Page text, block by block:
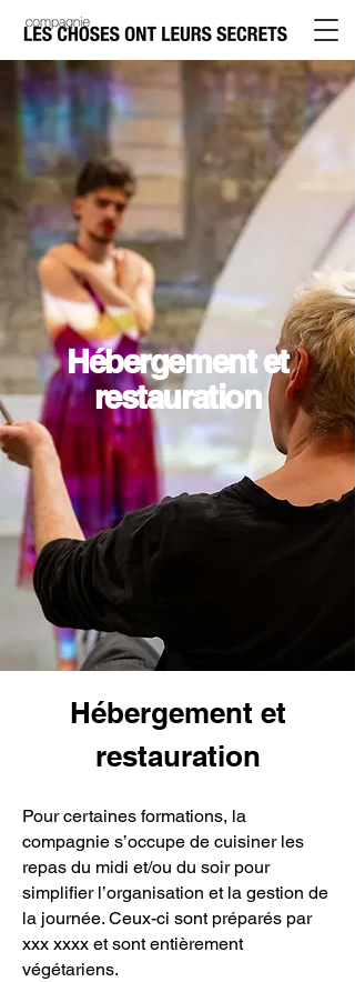
Hébergement et
restauration
Hébergement et
restauration
Pour certaines formations, la
compagnie s’occupe de cuisiner les
repas du midi et/ou du soir pour
simplifier l’organisation et la gestion de
la journée. Ceux-ci sont préparés par
xxx xxxx et sont entièrement
végétariens.